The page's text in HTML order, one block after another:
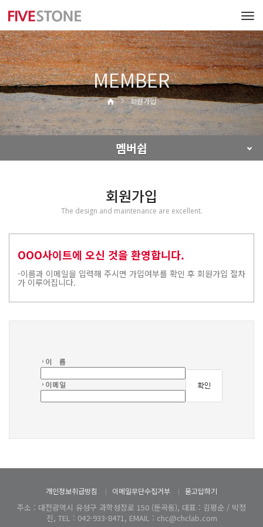
MEMBER
회원가입
멤버쉽
회원가입
The design and maintenance are excellent.
OOO사이트에 오신 것을 환영합니다.
-이름과 이메일을 입력해 주시면 가입여부를 확인 후 회원가입 절차
가 이루어집니다.
개인정보취급방침 이메일무단수집거부 묻고답하기
주소 : 대전광역시 유성구 과학성장로 150 (둔곡동), 대표 : 김평순 / 박정
진, TEL : 042-933-8471, EMAIL : chc@chclab.com